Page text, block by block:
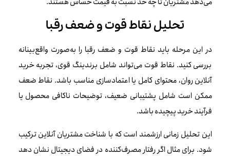
تحلیل نقاط قوت و ضعف رقبا
در این مرحله باید نقاط قوت و ضعف رقبا را به‌صورت واقع‌بینانه
بررسی کنید. نقاط قوت می‌تواند شامل برندینگ قوی، تجربه خرید
آنلاین روان، محتوای کامل یا اعتمادسازی مناسب باشد. نقاط ضعف
ممکن است شامل پشتیبانی ضعیف، توضیحات ناکافی محصول یا
فرآیند خرید پیچیده باشد.
این تحلیل زمانی ارزشمند است که با شناخت مشتریان آنلاین ترکیب
شود. برای مثال اگر رفتار مصرف‌کننده در فضای دیجیتال نشان دهد